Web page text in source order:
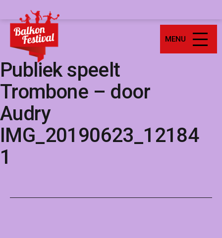
naar
inhoud
Balkonfestival
MENU
Publiek speelt
Trombone – door
Audry
IMG_20190623_12184
1